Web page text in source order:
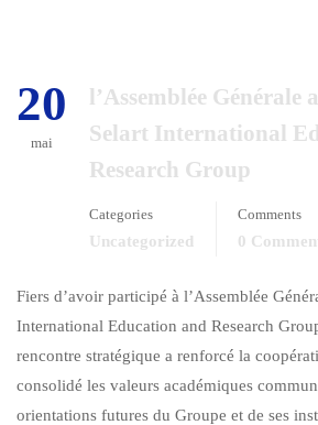
20
mai
l’Assemblée Générale
Selart International
Research Group
Categories
Uncategorized
Comments
0
Fiers d’avoir participé à l’Assemblée
International Education and Research
rencontre stratégique a renforcé la
consolidé les valeurs académiques
orientations futures du Groupe et de ses